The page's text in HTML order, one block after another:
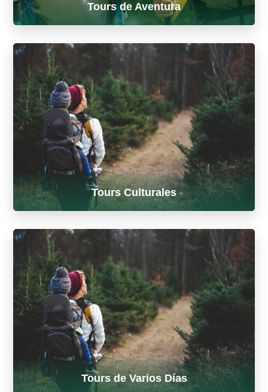
Tours de Aventura
Trekking · Montaña · Adrenalina
Tours Culturales
Historia · Tradiciones · Gastronomía
Tours de Varios Días